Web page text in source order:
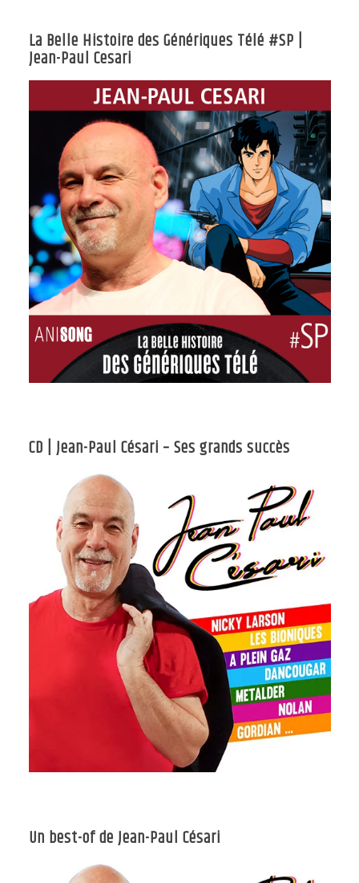
La Belle Histoire des Génériques Télé #SP |
Jean-Paul Cesari
CD | Jean-Paul Césari – Ses grands succès
Un best-of de Jean-Paul Césari